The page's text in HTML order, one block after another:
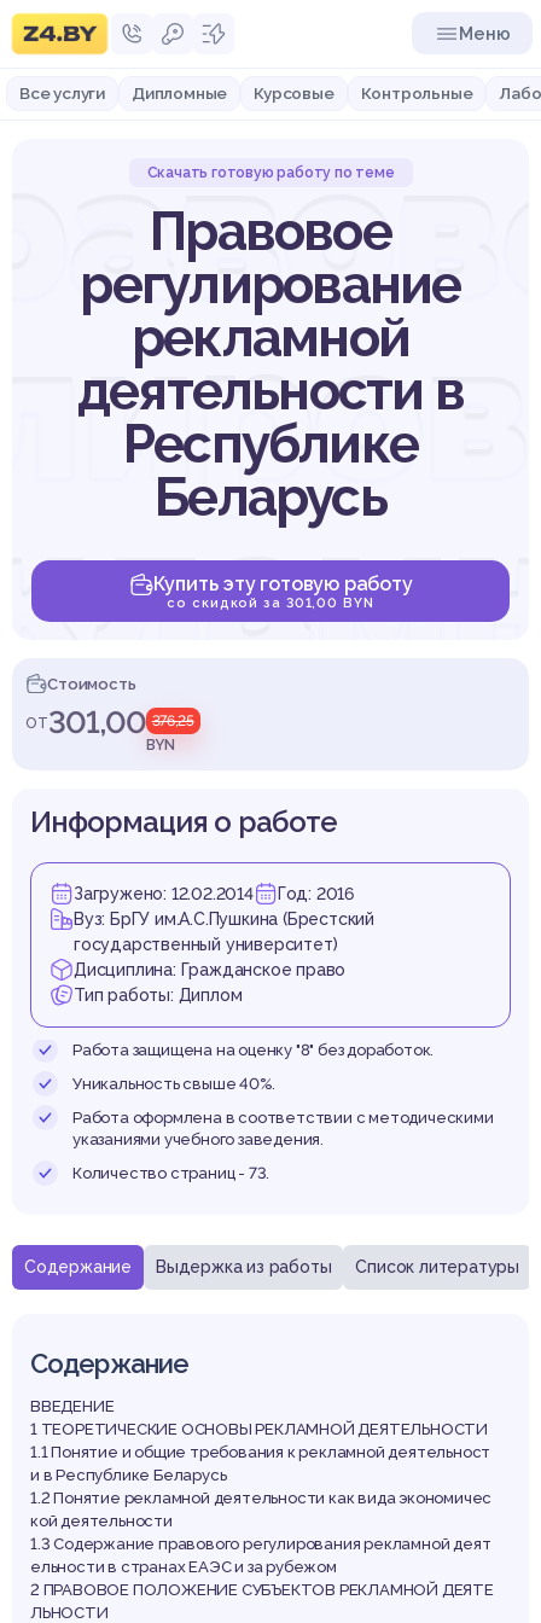
Меню
Все услуги Дипломные Курсовые Контрольные
Скачать готовую работу по теме
Правовое
регулирование
рекламной
деятельности в
Республике
Беларусь
Купить эту готовую работу
со скидкой за 301,00 BYN
Стоимость
от301,00 376,25
BYN
Содержание Выдержка из работы Список литературы
Содержание
ВВЕДЕНИЕ
1 ТЕОРЕТИЧЕСКИЕ ОСНОВЫ РЕКЛАМНОЙ ДЕЯТЕЛЬНОСТИ
1.1 Понятие и общие требования к рекламной деятельност
и в Республике Беларусь
1.2 Понятие рекламной деятельности как вида экономичес
кой деятельности
1.3 Содержание правового регулирования рекламной деят
ельности в странах ЕАЭС и за рубежом
2 ПРАВОВОЕ ПОЛОЖЕНИЕ СУБЪЕКТОВ РЕКЛАМНОЙ ДЕЯТЕ
ЛЬНОСТИ
Информация о работе
Загружено: 12.02.2014
Год: 2016
Вуз: БрГУ им.А.С.Пушкина (Брестский
государственный университет)
Дисциплина: Гражданское право
Тип работы: Диплом
Работа защищена на оценку "8" без доработок.
Уникальность свыше 40%.
Работа оформлена в соответствии с методическими
указаниями учебного заведения.
Количество страниц - 73.